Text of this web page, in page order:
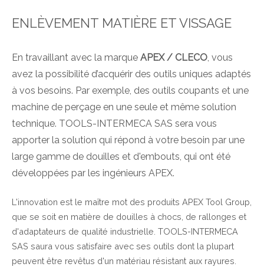
ENLÈVEMENT MATIÈRE ET VISSAGE
En travaillant avec la marque APEX / CLECO, vous
avez la possibilité d’acquérir des outils uniques adaptés
à vos besoins. Par exemple, des outils coupants et une
machine de perçage en une seule et même solution
technique. TOOLS-INTERMECA SAS sera vous
apporter la solution qui répond à votre besoin par une
large gamme de douilles et d'embouts, qui ont été
développées par les ingénieurs APEX.
L'innovation est le maître mot des produits APEX Tool Group,
que se soit en matière de douilles à chocs, de rallonges et
d'adaptateurs de qualité industrielle. TOOLS-INTERMECA
SAS saura vous satisfaire avec ses outils dont la plupart
peuvent être revêtus d'un matériau résistant aux rayures.